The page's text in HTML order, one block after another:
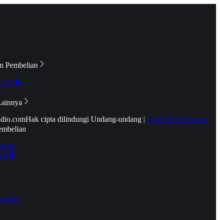
Pembelian
TV
Hak cipta dilindungi Undang-undang | Syarat & Ketentuan